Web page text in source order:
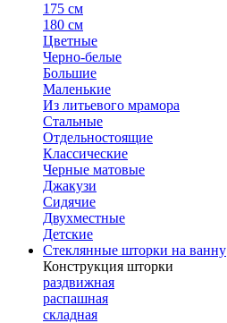
175 см
180 см
Цветные
Черно-белые
Большие
Маленькие
Из литьевого мрамора
Стальные
Отдельностоящие
Классические
Черные матовые
Джакузи
Сидячие
Двухместные
Детские
Стеклянные шторки на ванну
Конструкция шторки
раздвижная
распашная
складная